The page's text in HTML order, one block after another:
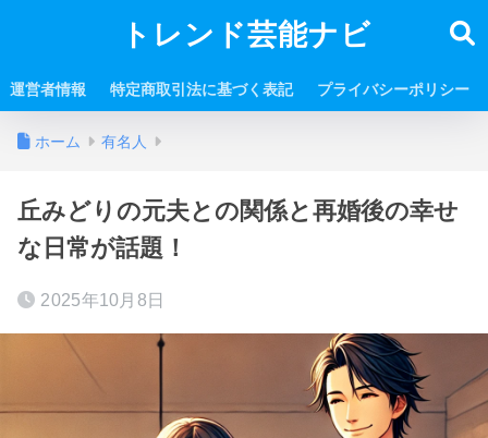
トレンド芸能ナビ
運営者情報 特定商取引法に基づく表記 プライバシーポリシー
ホーム 有名人
丘みどりの元夫との関係と再婚後の幸せ
な日常が話題！
2025年10月8日